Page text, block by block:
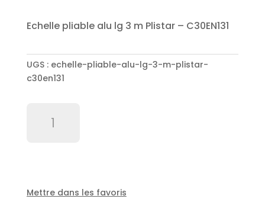
Echelle pliable alu lg 3 m Plistar – C30EN131
UGS : echelle-pliable-alu-lg-3-m-plistar-
c30en131
3
Mettre dans les favoris